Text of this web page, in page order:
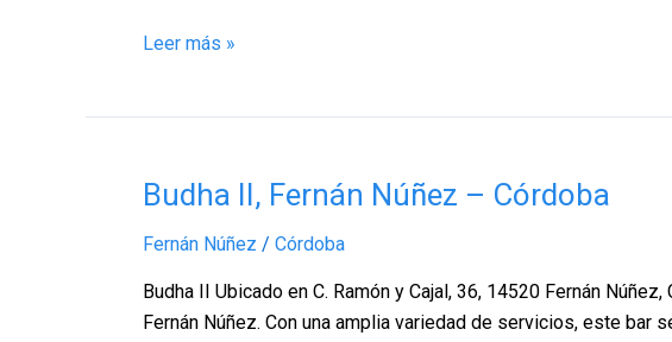
Leer más »
Budha II, Fernán Núñez – Córdoba
Fernán Núñez / Córdoba
Budha II Ubicado en C. Ramón y Cajal, 36, 14520 Fernán
Fernán Núñez. Con una amplia variedad de servicios, este
Budha
Fernán
Núñez
–